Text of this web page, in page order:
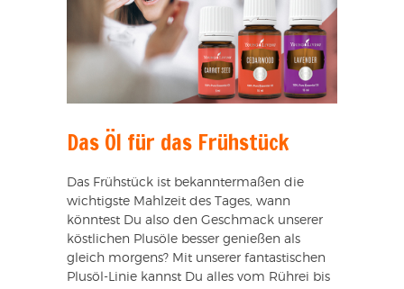
Das Öl für das Frühstück
Das Frühstück ist bekanntermaßen die
wichtigste Mahlzeit des Tages, wann
könntest Du also den Geschmack unserer
köstlichen Plusöle besser genießen als
gleich morgens? Mit unserer fantastischen
Plusöl-Linie kannst Du alles vom Rührei bis